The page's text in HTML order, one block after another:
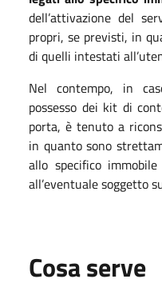
dell’attivazione del
propri, se previsti, in
di quelli intestati
Nel contempo, in
possesso dei kit di
porta, è tenuto a
in quanto sono
allo specifico
all’eventuale soggetto
Cosa serve